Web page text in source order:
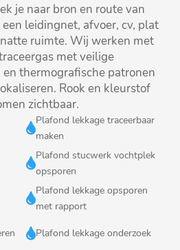
je naar bron en route van
leidingnet, afvoer, cv, plat
ruimte.​ Wij werken met
met veilige
thermografische patronen
Rook en kleurstof
zichtbaar.​

Plafond lekkage traceerbaar
maken

Plafond stucwerk vochtplek
opsporen

Plafond lekkage opsporen
met rapport
Plafond lekkage onderzoek